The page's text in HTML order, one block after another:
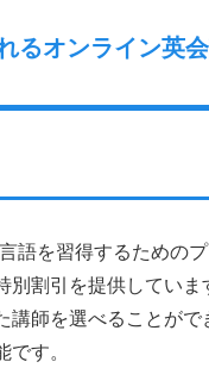
るオンライン英
語を習得するための
別割引を提供していま
講師を選べることがで
です。